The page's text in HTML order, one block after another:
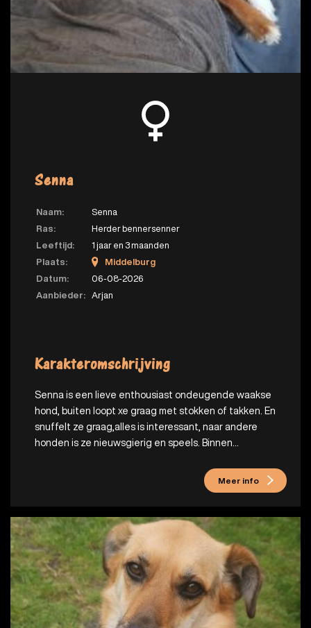
Senna
Naam:
Senna
Ras:
Herder bennersenner
Leeftijd:
1 jaar en 3 maanden
Plaats:
Middelburg
Datum:
06-08-2026
Aanbieder:
Arjan
Karakteromschrijving
Senna is een lieve enthousiast ondeugende waakse
hond, buiten loopt xe graag met stokken of takken. En
snuffelt ze graag,alles is interessant, naar andere
honden is ze nieuwsgierig en speels. Binnen...
Meer info